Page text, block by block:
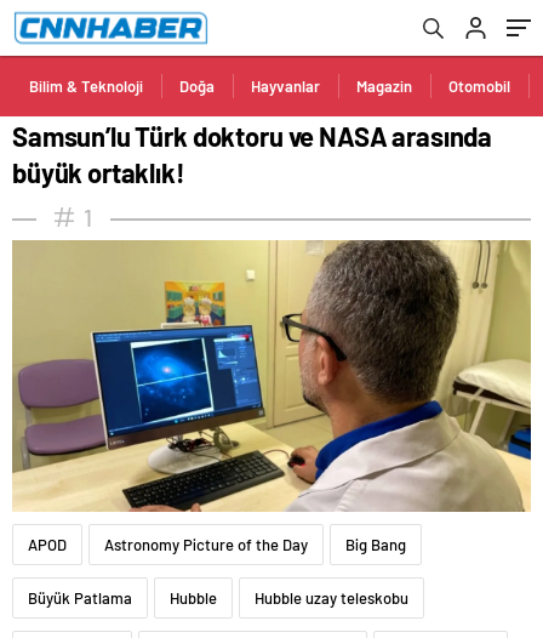
Bilim & Teknoloji Doğa Hayvanlar Magazin Otomobil
Samsun’lu Türk doktoru ve NASA arasında
büyük ortaklık!
1
APOD Astronomy Picture of the Day Big Bang
Büyük Patlama Hubble Hubble uzay teleskobu